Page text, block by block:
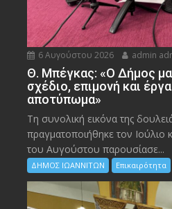
6 Αυγούστου 2026 admin
Θ. Μπέγκας: «Ο Δήμος
σχέδιο, επιμονή και
αποτύπωμα»
Τη συνολική εικόνα της
πραγματοποιήθηκε τον Ιούλιο
του Αυγούστου παρουσίασε...
ΔΗΜΟΣ ΙΩΑΝΝΙΤΩΝ Επικαιρότητα